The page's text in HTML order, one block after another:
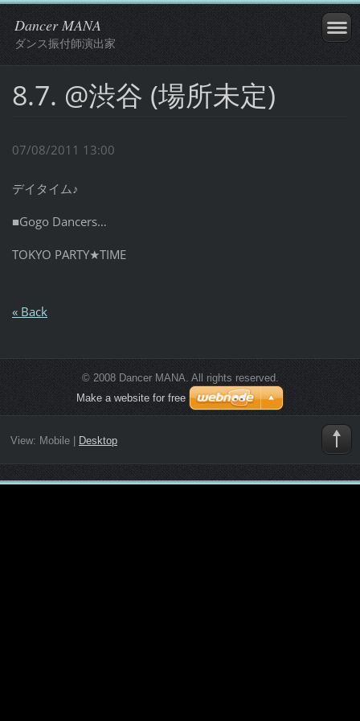
Dancer MANA
ダンス振付師演出家
8.7. @渋谷 (場所未定)
07/08/2011 13:00
デイタイム♪
■Gogo Dancers…
TOKYO PARTY★TIME
« Back
© 2008 Dancer MANA. All rights reserved.
Make a website for free
View: Mobile| Desktop